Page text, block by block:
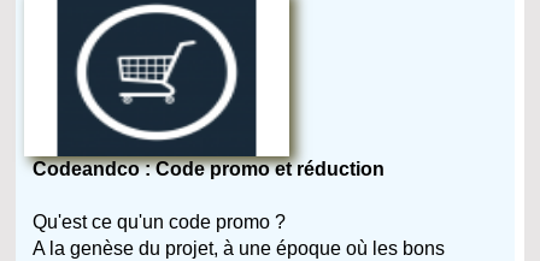
Codeandco : Code promo et réduction
Qu'est ce qu'un code promo ?
A la genèse du projet, à une époque où les bons